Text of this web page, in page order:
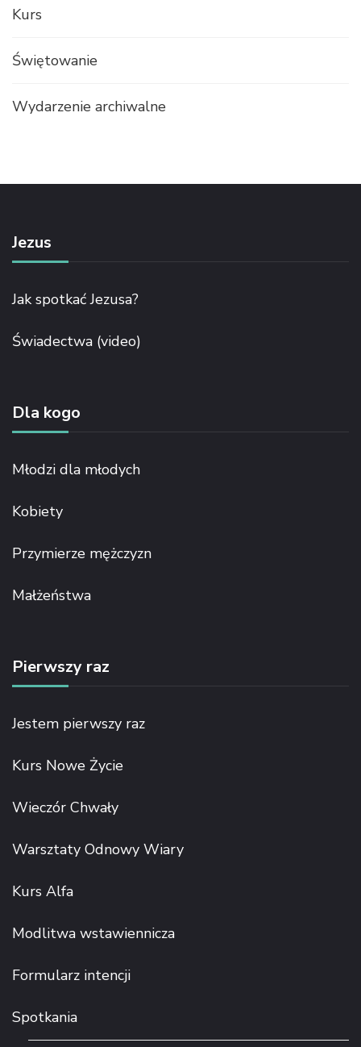
Kurs
Świętowanie
Wydarzenie archiwalne
Jezus
Jak spotkać Jezusa?
Świadectwa (video)
Dla kogo
Młodzi dla młodych
Kobiety
Przymierze mężczyzn
Małżeństwa
Pierwszy raz
Jestem pierwszy raz
Kurs Nowe Życie
Wieczór Chwały
Warsztaty Odnowy Wiary
Kurs Alfa
Modlitwa wstawiennicza
Formularz intencji
Spotkania